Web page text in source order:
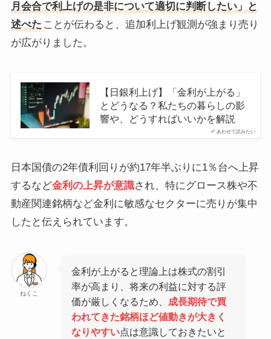
月会合で利上げの是非について適切に判断したい」と
述べた ことが伝わると、追加利上げ観測が強まり売り
が広がりました。
あわせて読みたい
【日銀利上げ】「金利が上がる」
とどうなる？私たちの暮らしの影
響や、どうすればいいかを解説
日本国債の2年債利回りが約17年半ぶりに1％台へ上昇
するなど金利の上昇が意識され、特にグロース株や不
動産関連銘柄など金利に敏感なセクターに売りが集中
したと伝えられています。
ねくこ
金利が上がると理論上は株式の割引
率が高まり、将来の利益に対する評
価が厳しくなるため、 成長期待で買
われてきた銘柄ほど値動きが大きく
なりやすい点は意識しておきたいと